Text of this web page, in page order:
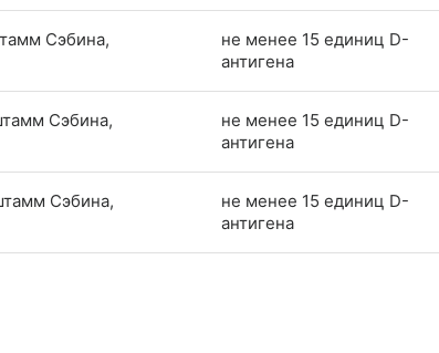
Сэбина,
не менее 15 единиц D-
антигена
Сэбина,
не менее 15 единиц D-
антигена
Сэбина,
не менее 15 единиц D-
антигена